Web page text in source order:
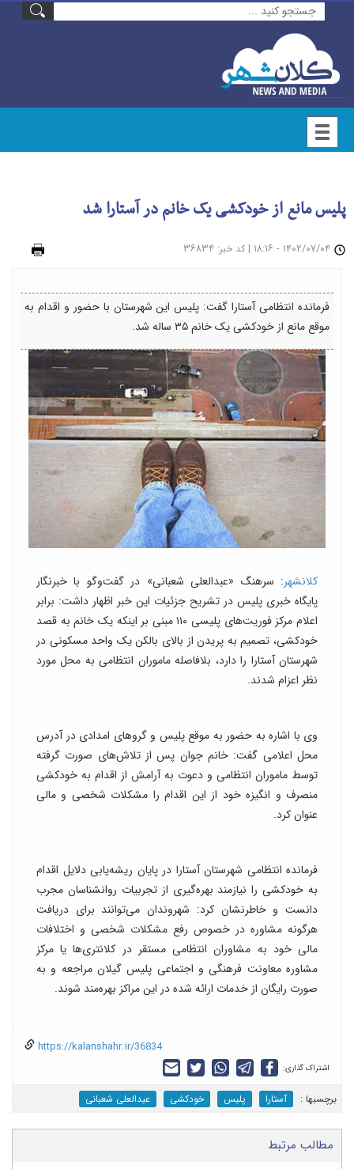
پلیس مانع از خودکشی یک خانم در آستارا شد
| کد خبر: ۳۶۸۳۴
فرمانده انتظامی آستارا گفت: پلیس این شهرستان با حضور و اقدام به
موقع مانع از خودکشی یک خانم ۳۵ ساله شد.
کلانشهر: سرهنگ «عبدالعلی شعبانی» در گفت‌وگو با خبرنگار
پایگاه خبری پلیس در تشریح جزئیات این خبر اظهار داشت: برابر
اعلام مرکز فوریت‌های پلیسی ۱۱۰ مبنی بر اینکه یک خانم به قصد
خودکشی، تصمیم به پریدن از بالای بالکن یک واحد مسکونی در
شهرستان آستارا را دارد، بلافاصله ماموران انتظامی به محل مورد
نظر اعزام شدند.
وی با اشاره به حضور به موقع پلیس و گروهای امدادی در آدرس
محل اعلامی گفت: خانم جوان پس از تلاش‌های صورت گرفته
توسط ماموران انتظامی و دعوت به آرامش از اقدام به خودکشی
منصرف و انگیزه خود از این اقدام را مشکلات شخصی و مالی
عنوان کرد.
فرمانده انتظامی شهرستان آستارا در پایان ریشه‌یابی دلایل اقدام
به خودکشی را نیازمند بهره‌گیری از تجربیات روانشناسان مجرب
دانست و خاطرنشان کرد: شهروندان می‌توانند برای دریافت
هرگونه مشاوره در خصوص رفع مشکلات شخصی و اختلافات
مالی خود به مشاوران انتظامی مستقر در کلانتری‌ها یا مرکز
مشاوره معاونت فرهنگی و اجتماعی پلیس گیلان مراجعه و به
صورت رایگان از خدمات ارائه شده در این مراکز بهره‌مند شوند.
https://kalanshahr.ir/36834
اشتراک گذاری:
برچسب‎ها : آستارا پلیس خودکشی عبدالعلی شعبانی
مطالب مرتبط